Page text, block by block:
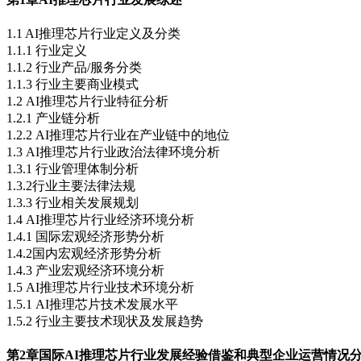
1.1 AI推理芯片行业定义及分类
1.1.1 行业定义
1.1.2 行业产品/服务分类
1.1.3 行业主要商业模式
1.2 AI推理芯片行业特征分析
1.2.1 产业链分析
1.2.2 AI推理芯片行业在产业链中的地位
1.3 AI推理芯片行业政治法律环境分析
1.3.1 行业管理体制分析
1.3.2行业主要法律法规
1.3.3 行业相关发展规划
1.4 AI推理芯片行业经济环境分析
1.4.1 国际宏观经济形势分析
1.4.2国内宏观经济形势分析
1.4.3 产业宏观经济环境分析
1.5 AI推理芯片行业技术环境分析
1.5.1 AI推理芯片技术发展水平
1.5.2 行业主要技术现状及发展趋势
第2章国际AI推理芯片行业发展经验借鉴和典型企业运营情况